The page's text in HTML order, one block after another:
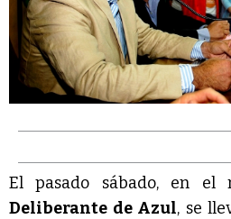
El pasado sábado, en el
Deliberante de Azul, se